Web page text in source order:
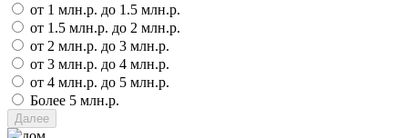
от 1 млн.р. до 1.5 млн.р.
от 1.5 млн.р. до 2 млн.р.
от 2 млн.р. до 3 млн.р.
от 3 млн.р. до 4 млн.р.
от 4 млн.р. до 5 млн.р.
Более 5 млн.р.